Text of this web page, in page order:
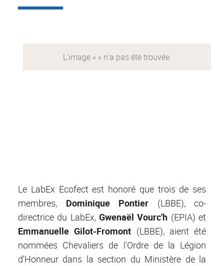
Le LabEx Ecofect est honoré que trois de ses
membres, Dominique Pontier (LBBE), co-
directrice du LabEx, Gwenaël Vourc'h (EPIA) et
Emmanuelle Gilot-Fromont (LBBE), aient été
nommées Chevaliers de l'Ordre de la Légion
d'Honneur dans la section du Ministère de la